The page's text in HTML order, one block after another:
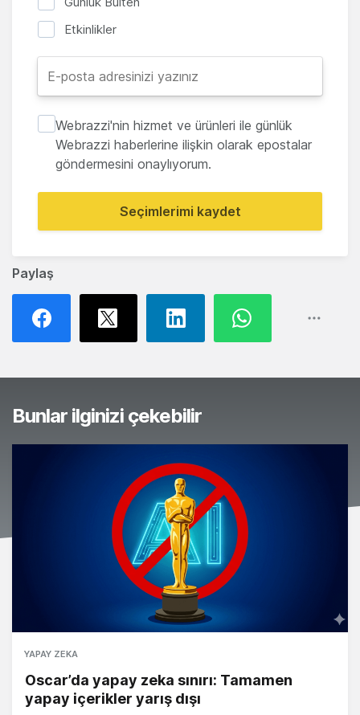
Paylaş
Etkinlikler
Webrazzi'nin hizmet ve ürünleri ile günlük
Webrazzi haberlerine ilişkin olarak epostalar
göndermesini onaylıyorum.
Seçimlerimi kaydet
Bunlar ilginizi çekebilir
YAPAY ZEKA
Oscar’da yapay zeka sınırı: Tamamen
yapay içerikler yarış dışı